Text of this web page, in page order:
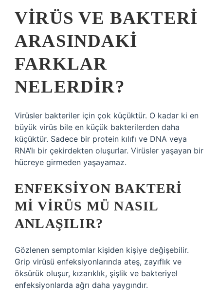
VIRÜS VE BAKTERI
ARASINDAKI
FARKLAR
NELERDIR?
Virüsler bakteriler için çok küçüktür. O kadar ki en
büyük virüs bile en küçük bakterilerden daha
küçüktür. Sadece bir protein kılıfı ve DNA veya
RNA’lı bir çekirdekten oluşurlar. Virüsler yaşayan bir
hücreye girmeden yaşayamaz.
ENFEKSIYON BAKTERI
MI VIRÜS MÜ NASIL
ANLAŞILIR?
Gözlenen semptomlar kişiden kişiye değişebilir.
Grip virüsü enfeksiyonlarında ateş, zayıflık ve
öksürük oluşur, kızarıklık, şişlik ve bakteriyel
enfeksiyonlarda ağrı daha yaygındır.